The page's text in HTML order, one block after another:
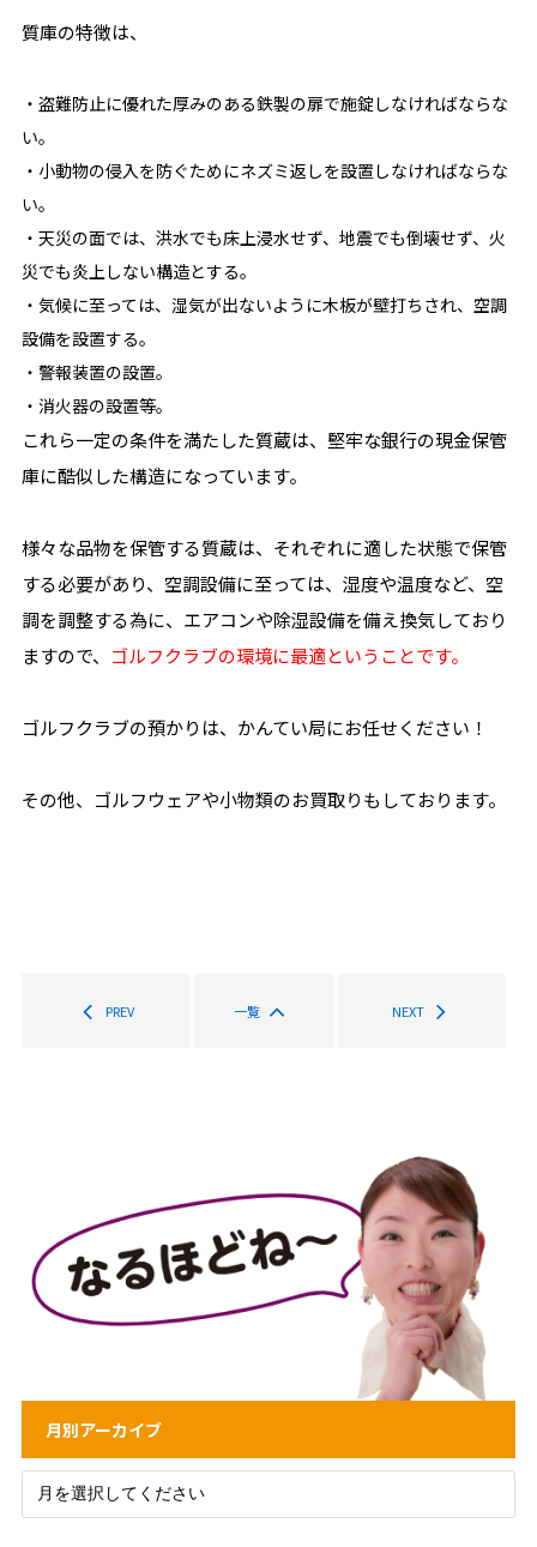
質庫の特徴は、
・盗難防止に優れた厚みのある鉄製の扉で施錠しなければならな
い。
・小動物の侵入を防ぐためにネズミ返しを設置しなければならな
い。
・天災の面では、洪水でも床上浸水せず、地震でも倒壊せず、火
災でも炎上しない構造とする。
・気候に至っては、湿気が出ないように木板が壁打ちされ、空調
設備を設置する。
・警報装置の設置。
・消火器の設置等。
これら一定の条件を満たした質蔵は、堅牢な銀行の現金保管
庫に酷似した構造になっています。
様々な品物を保管する質蔵は、それぞれに適した状態で保管
する必要があり、空調設備に至っては、湿度や温度など、空
調を調整する為に、エアコンや除湿設備を備え換気しており
ますので、 ゴルフクラブの環境に最適ということです。
ゴルフクラブの預かりは、かんてい局にお任せください！
その他、ゴルフウェアや小物類のお買取りもしております。
PREV 一覧 NEXT
月別アーカイブ